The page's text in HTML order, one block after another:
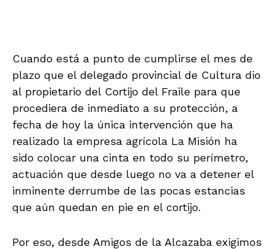
Cuando está a punto de cumplirse el mes de
plazo que el delegado provincial de Cultura dio
al propietario del Cortijo del Fraile para que
procediera de inmediato a su protección, a
fecha de hoy la única intervención que ha
realizado la empresa agrícola La Misión ha
sido colocar una cinta en todo su perímetro,
actuación que desde luego no va a detener el
inminente derrumbe de las pocas estancias
que aún quedan en pie en el cortijo.
Por eso, desde Amigos de la Alcazaba exigimos